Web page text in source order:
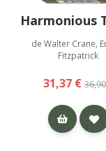
Harmonious
de Walter Crane,
Fitzpatrick
31,37 €